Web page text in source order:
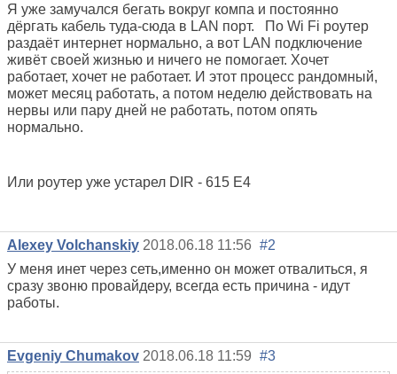
Я уже замучался бегать вокруг компа и постоянно
дёргать кабель туда-сюда в LAN порт. По Wi Fi роутер
раздаёт интернет нормально, а вот LAN подключение
живёт своей жизнью и ничего не помогает. Хочет
работает, хочет не работает. И этот процесс рандомный,
может месяц работать, а потом неделю действовать на
нервы или пару дней не работать, потом опять
нормально.
Или роутер уже устарел DIR - 615 E4
Alexey Volchanskiy 2018.06.18 11:56 #2
У меня инет через сеть,именно он может отвалиться, я
сразу звоню провайдеру, всегда есть причина - идут
работы.
Evgeniy Chumakov 2018.06.18 11:59 #3